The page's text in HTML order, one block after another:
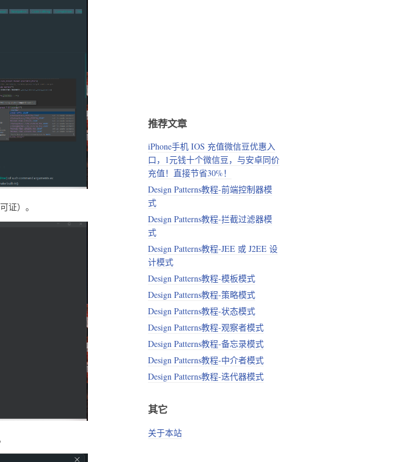
证）。
推荐文章
iPhone手机 IOS 充值微信豆优惠入
口，1元钱十个微信豆，与安卓同价
充值！直接节省30%！
Design Patterns教程-前端控制器模
式
Design Patterns教程-拦截过滤器模
式
Design Patterns教程-JEE 或 J2EE 设
计模式
Design Patterns教程-模板模式
Design Patterns教程-策略模式
Design Patterns教程-状态模式
Design Patterns教程-观察者模式
Design Patterns教程-备忘录模式
Design Patterns教程-中介者模式
Design Patterns教程-迭代器模式
其它
关于本站